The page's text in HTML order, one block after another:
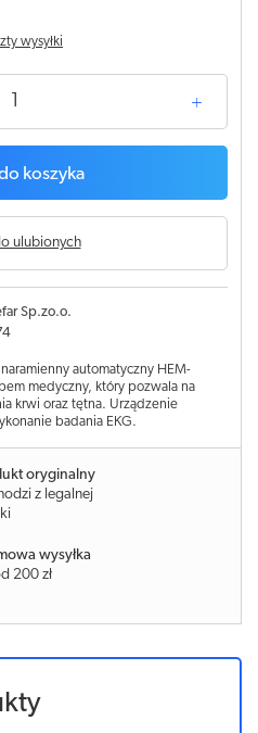
wysyłki
koszyka
ulubionych
Sp.zo.o.
automatyczny HEM-
medyczny, który pozwala na
krwi oraz tętna. Urządzenie
badania EKG.
oryginalny
z legalnej
wysyłka
200 zł